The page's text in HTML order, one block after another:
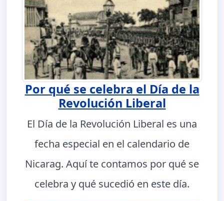
Por qué se celebra el Día de la
Revolución Liberal
El Día de la Revolución Liberal es una
fecha especial en el calendario de
Nicarag. Aquí te contamos por qué se
celebra y qué sucedió en este día.